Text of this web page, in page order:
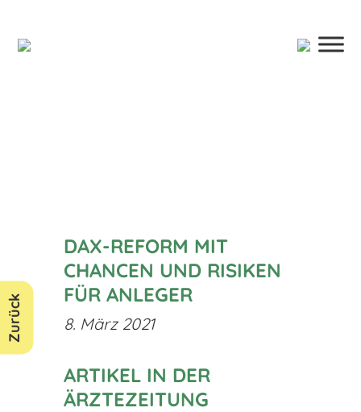
DAX-REFORM MIT
CHANCEN UND RISIKEN
FÜR ANLEGER
8. März 2021
ARTIKEL IN DER
ÄRZTEZEITUNG
Zurück